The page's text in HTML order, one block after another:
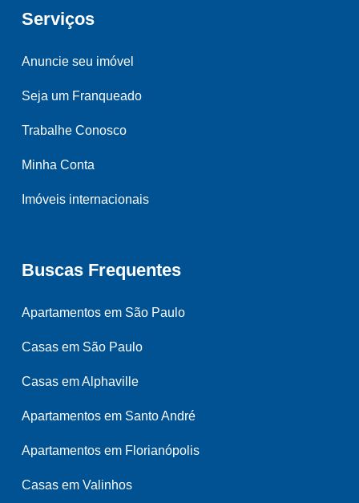
Serviços
Anuncie seu imóvel
Seja um Franqueado
Trabalhe Conosco
Minha Conta
Imóveis internacionais
Buscas Frequentes
Apartamentos em São Paulo
Casas em São Paulo
Casas em Alphaville
Apartamentos em Santo André
Apartamentos em Florianópolis
Casas em Valinhos